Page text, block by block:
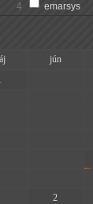
4
emarsys
jún
2